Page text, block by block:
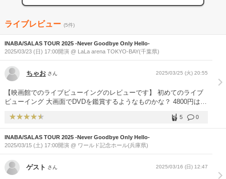
ライブレビュー (5件)
INABA/SALAS TOUR 2025 -Never Goodbye Only Hello-
2025/03/23 (日) 17:00開演 @ LaLa arena TOKYO-BAY(千葉県)
ちゃお さん 2025/03/25 (火) 20:55
【映画館でのライブビューイングのレビューです】 初めてのライブ
ビューイング 大画面でDVDを鑑賞するようなものかな？ 4800円はち
けど、ライブTシャツ着て行ってみた。 スクリーンにステージとアリ
ーナが映った （おお〜〜 ちょっと緊張してきたぞ） ステージは垂
幕がかかってる 音楽が流れ出し、2人の陽気に踊っている影が映る。
これが結構長い 笑 （う〜ん 早く出てきてよ〜） 遂に垂幕落ち
る！ バサッ！ イナバさん ドーーーン！！ 「ひぃ〜〜〜〜♡」 思
わず声が出た クルクルパーマにサングラス キラキラジャンパーに
派手派手お花柄 ジャージみたいなダボダボパンツ （チャラチャ
0
5
INABA/SALAS TOUR 2025 -Never Goodbye Only Hello-
2025/03/15 (土) 17:00開演 @ ワールド記念ホール(兵庫県)
ゲスト さん 2025/03/16 (日) 12:47